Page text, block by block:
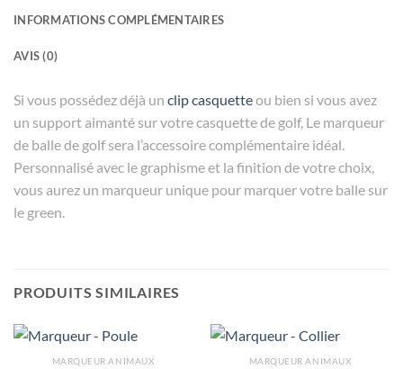
INFORMATIONS COMPLÉMENTAIRES
AVIS (0)
Si vous possédez déjà un clip casquetteou bien si vous avez
un support aimanté sur votre casquette de golf, Le marqueur
de balle de golf sera l’accessoire complémentaire idéal.
Personnalisé avec le graphisme et la finition de votre choix,
vous aurez un marqueur unique pour marquer votre balle sur
le green.
PRODUITS SIMILAIRES
MARQUEUR ANIMAUX MARQUEUR ANIMAUX